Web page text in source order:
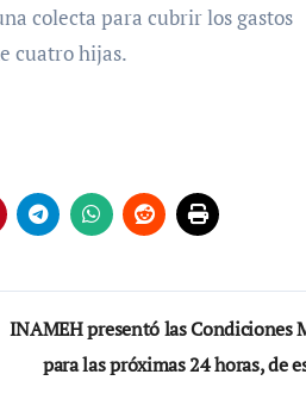
colecta para cubrir los gastos
cuatro hijas.
INAMEH presentó las Condiciones
para las próximas 24 horas, de